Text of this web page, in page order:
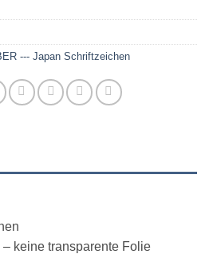
--- Japan Schriftzeichen
keine transparente Folie